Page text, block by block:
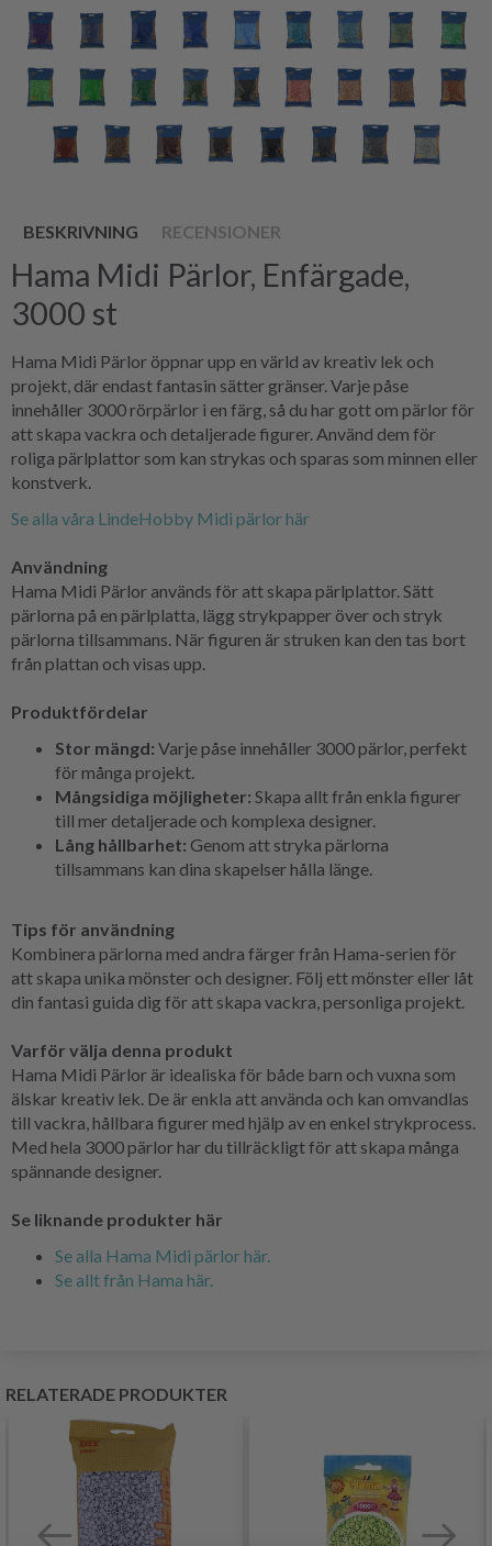
BESKRIVNING RECENSIONER
Hama Midi Pärlor, Enfärgade,
3000 st
Hama Midi Pärlor öppnar upp en värld av kreativ lek och
projekt, där endast fantasin sätter gränser. Varje påse
innehåller 3000 rörpärlor i en färg, så du har gott om pärlor för
att skapa vackra och detaljerade figurer. Använd dem för
roliga pärlplattor som kan strykas och sparas som minnen eller
konstverk.
Se alla våra LindeHobby Midi pärlor här
Användning
Hama Midi Pärlor används för att skapa pärlplattor. Sätt
pärlorna på en pärlplatta, lägg strykpapper över och stryk
pärlorna tillsammans. När figuren är struken kan den tas bort
från plattan och visas upp.
Produktfördelar
Stor mängd: Varje påse innehåller 3000 pärlor, perfekt
för många projekt.
Mångsidiga möjligheter: Skapa allt från enkla figurer
till mer detaljerade och komplexa designer.
Lång hållbarhet: Genom att stryka pärlorna
tillsammans kan dina skapelser hålla länge.
Tips för användning
Kombinera pärlorna med andra färger från Hama-serien för
att skapa unika mönster och designer. Följ ett mönster eller låt
din fantasi guida dig för att skapa vackra, personliga projekt.
Varför välja denna produkt
Hama Midi Pärlor är idealiska för både barn och vuxna som
älskar kreativ lek. De är enkla att använda och kan omvandlas
till vackra, hållbara figurer med hjälp av en enkel strykprocess.
Med hela 3000 pärlor har du tillräckligt för att skapa många
spännande designer.
Se liknande produkter här
Se alla Hama Midi pärlor här.
Se allt från Hama här.
RELATERADE PRODUKTER